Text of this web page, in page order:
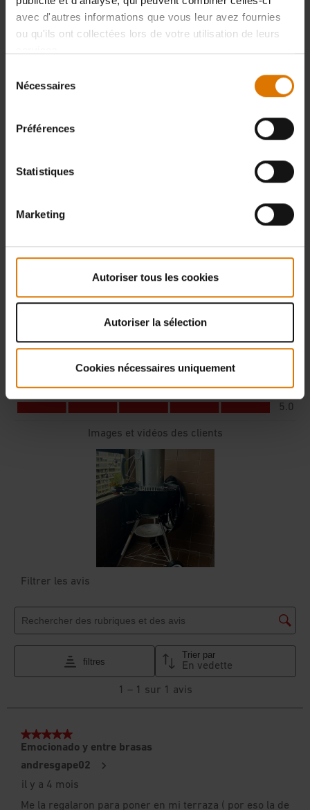
avec d'autres informations que vous leur avez fournies
ou qu'ils ont collectées lors de votre utilisation de leurs
Nécessaires
Préférences
Statistiques
Marketing
Autoriser tous les cookies
Autoriser la sélection
Cookies nécessaires uniquement